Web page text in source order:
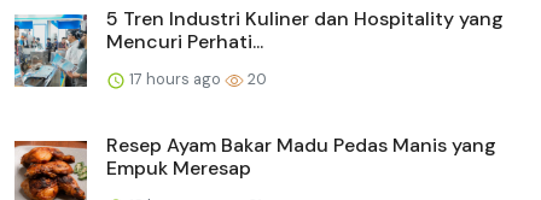
5 Tren Industri Kuliner dan Hospitality yang
Mencuri Perhati...
17 hours ago 20
Resep Ayam Bakar Madu Pedas Manis yang
Empuk Meresap